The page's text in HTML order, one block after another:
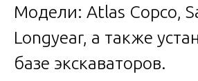
Модели: Atlas Copco,
Longyear, а также
базе экскаваторов.